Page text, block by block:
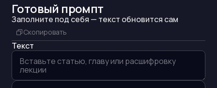
Готовый промпт
Заполните под себя — текст обновится сам
Скопировать
Текст